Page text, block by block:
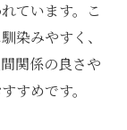
ています。こ
染みやすく、
関係の良さや
すめです。